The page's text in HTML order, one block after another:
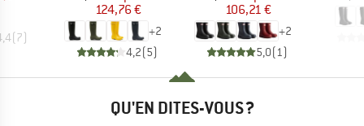
(7)
124,76 €
+2
4,2(5)
106,21 €
+2
5,0(1)
QU'EN DITES-VOUS ?